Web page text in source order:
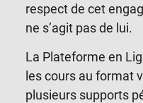
respect de cet
ne s’agit pas de lui.
La Plateforme en
les cours au format
plusieurs supports